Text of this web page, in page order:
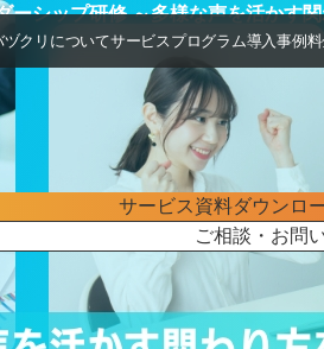
ヅクリについてサービスプログラム導入事例
ルーシブ・リーダーシップ研修 ～多様な声を活
ーシップ研修 ～多様な声を活かす
サービス資料ダウンロ
ご相談・お問